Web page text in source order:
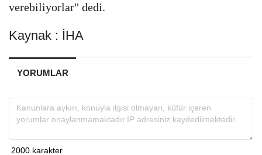
verebiliyorlar" dedi.
Kaynak : İHA
YORUMLAR